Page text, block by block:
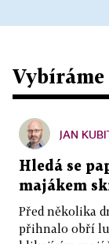
Vybíráme
JAN
Hledá se
majákem
Před několika
přihnalo obří